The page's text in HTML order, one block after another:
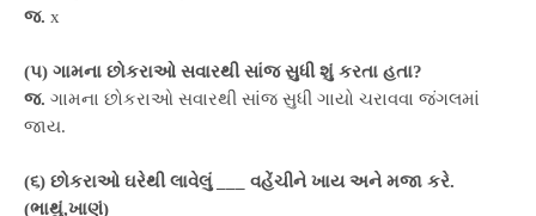
જ. x
(પ) ગામના છોકરાઓ સવારથી સાંજ સુધી શું કરતા હતા?
જ. ગામના છોકરાઓ સવારથી સાંજ સુધી ગાયો ચરાવવા જંગલમાં
જાય.
(૬) છોકરાઓ ઘરેથી લાવેલું ___ વહેંચીને ખાય અને મજા કરે.
(ભાથું,ખાણું)